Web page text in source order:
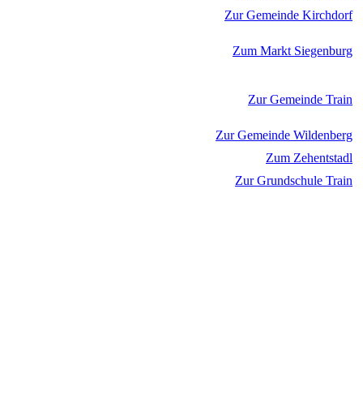
Zur Gemeinde Kirchdorf
Zum Markt Siegenburg
Zur Gemeinde Train
Zur Gemeinde Wildenberg
Zum Zehentstadl
Zur Grundschule Train